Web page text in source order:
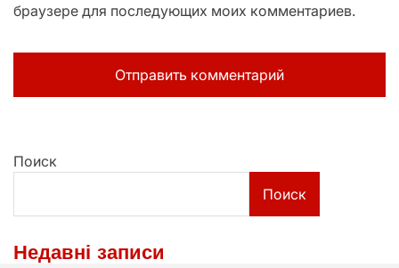
браузере для последующих моих комментариев.
Поиск
Поиск
Недавні записи